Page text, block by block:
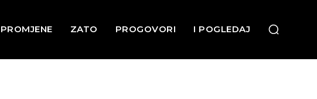
PROMJENE ZATO PROGOVORI I POGLEDAJ